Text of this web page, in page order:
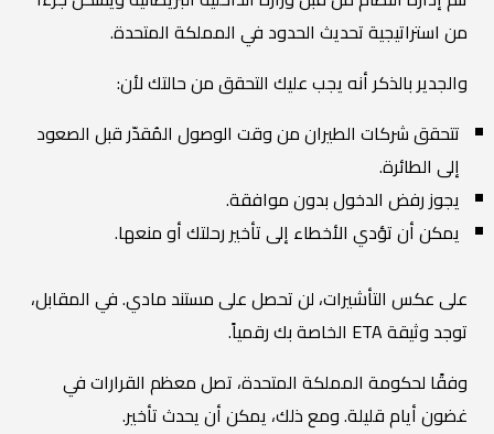
من استراتيجية تحديث الحدود في المملكة المتحدة.
والجدير بالذكر أنه يجب عليك التحقق من حالتك لأن:
تتحقق شركات الطيران من وقت الوصول المُقدّر قبل الصعود
إلى الطائرة.
يجوز رفض الدخول بدون موافقة.
يمكن أن تؤدي الأخطاء إلى تأخير رحلتك أو منعها.
على عكس التأشيرات، لن تحصل على مستند مادي. في المقابل،
توجد وثيقة ETA الخاصة بك رقمياً.
وفقًا لحكومة المملكة المتحدة، تصل معظم القرارات في
غضون أيام قليلة. ومع ذلك، يمكن أن يحدث تأخير.